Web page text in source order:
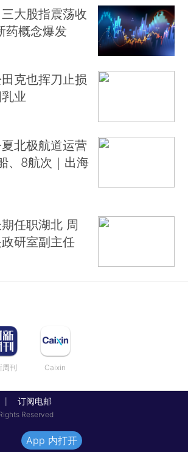
三大股指震荡收
药概念爆发
田克也挥刀止损
业
北极航道运营
、8航次｜出海
任职湖北 周
研室副主任
周刊 Caixin
订阅电邮
Reserved
App 内打开